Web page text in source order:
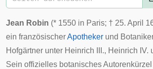
Jean Robin (* 1550 in Paris; † 25. April
ein französischerApotheker und Botaniker
Hofgärtner unter Heinrich III., Heinrich IV.
Sein offizielles botanisches Autorenkürzel